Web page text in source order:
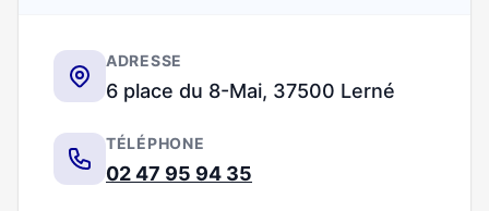
ADRESSE
6 place du 8-Mai, 37500 Lerné
TÉLÉPHONE
02 47 95 94 35